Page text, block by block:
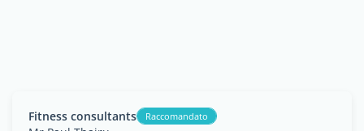
Fitness consultants Raccomandato